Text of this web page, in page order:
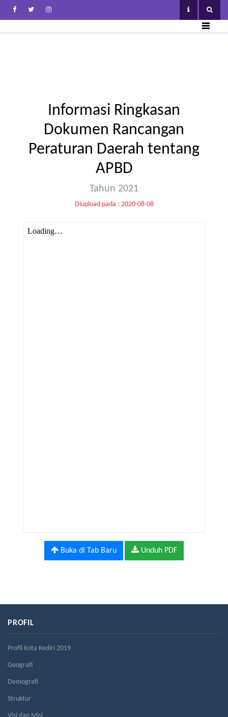
Informasi Ringkasan
Dokumen Rancangan
Peraturan Daerah tentang
APBD
Tahun 2021
Diupload pada : 2020-08-08
Buka di Tab Baru Unduh PDF
PROFIL
Profil Kota Kediri 2019
Geografi
Demografi
Struktur